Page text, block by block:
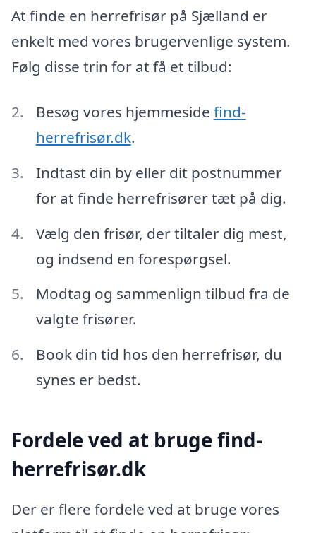
At finde en herrefrisør på Sjælland er
enkelt med vores brugervenlige system.
Følg disse trin for at få et tilbud:
Besøg vores hjemmeside find-
herrefrisør.dk.
Indtast din by eller dit postnummer
for at finde herrefrisører tæt på dig.
Vælg den frisør, der tiltaler dig mest,
og indsend en forespørgsel.
Modtag og sammenlign tilbud fra de
valgte frisører.
Book din tid hos den herrefrisør, du
synes er bedst.
Fordele ved at bruge find-
herrefrisør.dk
Der er flere fordele ved at bruge vores